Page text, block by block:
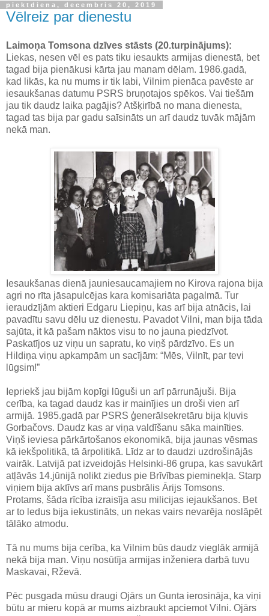
piektdiena, decembris 20, 2019
Vēlreiz par dienestu
Laimoņa Tomsona dzīves stāsts (20.turpinājums):
Liekas, nesen vēl es pats tiku iesaukts armijas dienestā, bet
tagad bija pienākusi kārta jau manam dēlam. 1986.gadā,
kad likās, ka nu mums ir tik labi, Vilnim pienāca pavēste ar
iesaukšanas datumu PSRS bruņotajos spēkos. Vai tiešām
jau tik daudz laika pagājis? Atšķirībā no mana dienesta,
tagad tas bija par gadu saīsināts un arī daudz tuvāk mājām
nekā man.
Iesaukšanas dienā jauniesaucamajiem no Kirova rajona bija
agri no rīta jāsapulcējas kara komisariāta pagalmā. Tur
ieraudzījām aktieri Edgaru Liepiņu, kas arī bija atnācis, lai
pavadītu savu dēlu uz dienestu. Pavadot Vilni, man bija tāda
sajūta, it kā pašam nāktos visu to no jauna piedzīvot.
Paskatījos uz viņu un sapratu, ko viņš pārdzīvo. Es un
Hildiņa viņu apkampām un sacījām: “Mēs, Vilnīt, par tevi
lūgsim!”
Iepriekš jau bijām kopīgi lūguši un arī pārrunājuši. Bija
cerība, ka tagad daudz kas ir mainījies un droši vien arī
armijā. 1985.gadā par PSRS ģenerālsekretāru bija kļuvis
Gorbačovs. Daudz kas ar viņa valdīšanu sāka mainīties.
Viņš ieviesa pārkārtošanos ekonomikā, bija jaunas vēsmas
kā iekšpolitikā, tā ārpolitikā. Līdz ar to daudzi uzdrošinājās
vairāk. Latvijā pat izveidojās Helsinki-86 grupa, kas savukārt
atļāvās 14.jūnijā nolikt ziedus pie Brīvības pieminekļa. Starp
viņiem bija aktīvs arī mans pusbrālis Ārijs Tomsons.
Protams, šāda rīcība izraisīja asu milicijas iejaukšanos. Bet
ar to ledus bija iekustināts, un nekas vairs nevarēja noslāpēt
tālāko atmodu.
Tā nu mums bija cerība, ka Vilnim būs daudz vieglāk armijā
nekā bija man. Viņu nosūtīja armijas inženiera darbā tuvu
Maskavai, Rževā.
Pēc pusgada mūsu draugi Ojārs un Gunta ierosināja, ka viņi
būtu ar mieru kopā ar mums aizbraukt apciemot Vilni. Ojārs